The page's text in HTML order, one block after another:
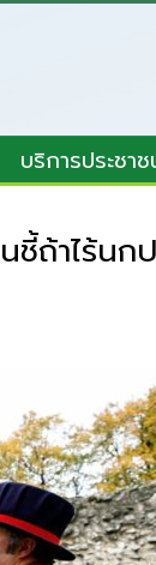
บริการประชา
าไร้นกป